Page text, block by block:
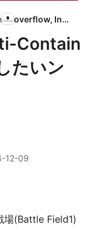
overflow, Inc.
Contain
たいン
12-09
場(Battle Field1)